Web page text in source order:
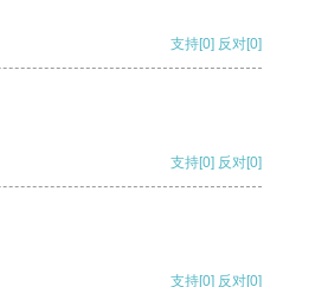
支持[0] 反对[0]
支持[0] 反对[0]
支持[0] 反对[0]